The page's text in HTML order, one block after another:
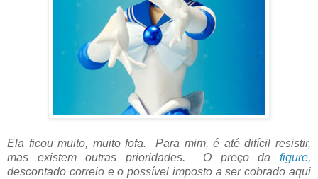
Ela ficou muito, muito fofa. Para mim, é até difícil resistir,
mas existem outras prioridades. O preço da figure,
descontado correio e o possível imposto a ser cobrado aqui